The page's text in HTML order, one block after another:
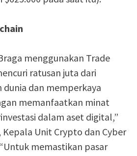
menggunakan Trade
ratusan juta dari
dunia dan memperkaya
memanfaatkan minat
dalam aset digital,”
Kepala Unit Crypto dan Cyber
memastikan pasar